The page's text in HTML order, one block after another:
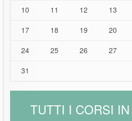
10
11 12 13
17
18 19 20
24
25 26 27
31
TUTTI I CORSI